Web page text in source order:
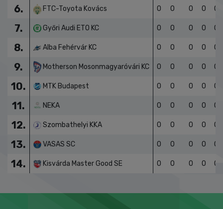
6. FTC-Toyota Kovács 0 0 0 0 0
7. Győri Audi ETO KC 0 0 0 0 0
8. Alba Fehérvár KC 0 0 0 0 0
9. Motherson Mosonmagyaróvári KC 0 0 0 0 0
10. MTK Budapest 0 0 0 0 0
11. NEKA 0 0 0 0 0
12. Szombathelyi KKA 0 0 0 0 0
13. VASAS SC 0 0 0 0 0
14. Kisvárda Master Good SE 0 0 0 0 0